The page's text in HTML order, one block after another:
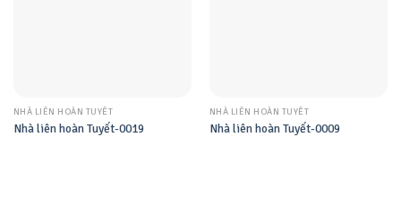
NHÀ LIÊN HOÀN TUYẾT
Nhà liên hoàn Tuyết-0019
NHÀ LIÊN HOÀN TUYẾT
Nhà liên hoàn Tuyết-0009